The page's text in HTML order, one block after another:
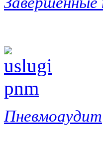
Пневмоаудит